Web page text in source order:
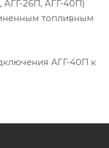
АГГ-26П, АГГ-40П)
топливным
АГГ-40П к